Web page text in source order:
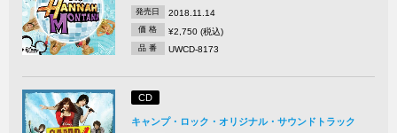
発売日 2018.11.14
価 格 ¥2,750 (税込)
品 番 UWCD-8173
CD
キャンプ・ロック・オリジナル・サウンドトラック